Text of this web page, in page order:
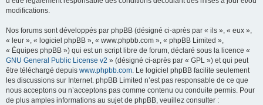
modifications.
Nos forums sont développés par phpBB (désigné ci-après par « ils », « eux »,
« leur », « logiciel phpBB », « www.phpbb.com », « phpBB Limited »,
« Équipes phpBB ») qui est un script libre de forum, déclaré sous la licence «
GNU General Public License v2 » (désigné ci-après par « GPL ») et qui peut
être téléchargé depuis www.phpbb.com. Le logiciel phpBB facilite seulement
les discussions sur Internet. phpBB Limited n’est pas responsable de ce que
nous acceptons ou n’acceptons pas comme contenu ou conduite permis. Pour
de plus amples informations au sujet de phpBB, veuillez consulter :